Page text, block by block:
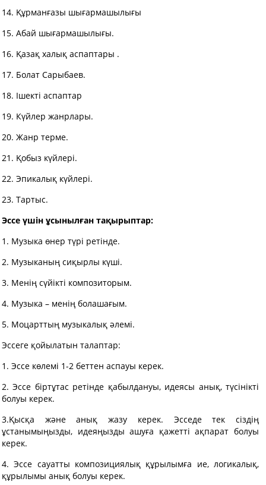
14. Құрманғазы шығармашылығы
15. Абай шығармашылығы.
16. Қазақ халық аспаптары .
17. Болат Сарыбаев.
18. Ішекті аспаптар
19. Күйлер жанрлары.
20. Жанр терме.
21. Қобыз күйлері.
22. Эпикалық күйлері.
23. Тартыс.
Эссе үшін ұсынылған тақырыптар:
1. Музыка өнер түрі ретінде.
2. Музыканың сиқырлы күші.
3. Менің сүйікті композиторым.
4. Музыка – менің болашағым.
5. Моцарттың музыкалық әлемі.
Эссеге қойылатын талаптар:
1. Эссе көлемі 1-2 беттен аспауы керек.
2. Эссе біртұтас ретінде қабылдануы, идеясы анық, түсінікті
болуы керек.
3.Қысқа және анық жазу керек. Эсседе тек сіздің
ұстанымыңызды, идеяңызды ашуға қажетті ақпарат болуы
керек.
4. Эссе сауатты композициялық құрылымға ие, логикалық,
құрылымы анық болуы керек.